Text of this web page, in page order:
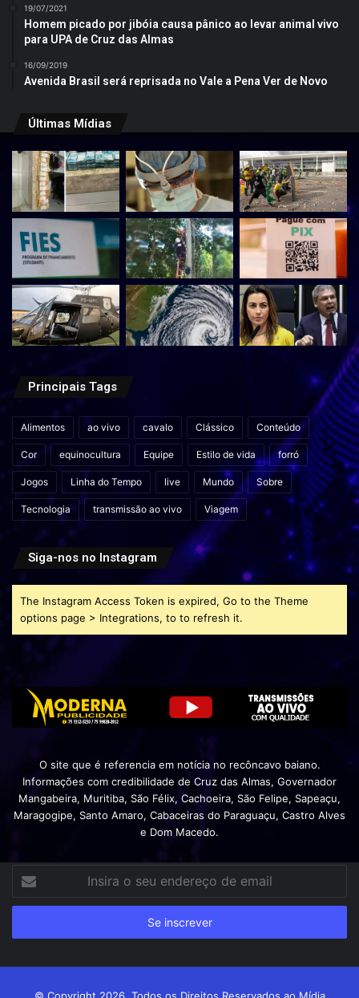
19/07/2021
Homem picado por jibóia causa pânico ao levar animal vivo
para UPA de Cruz das Almas
16/09/2019
Avenida Brasil será reprisada no Vale a Pena Ver de Novo
Últimas Mídias
Principais Tags
Alimentos ao vivo cavalo Clássico Conteúdo
Cor equinocultura Equipe Estilo de vida forró
Jogos Linha do Tempo live Mundo Sobre
Tecnologia transmissão ao vivo Viagem
Siga-nos no Instagram
The Instagram Access Token is expired, Go to the Theme
options page > Integrations, to to refresh it.
O site que é referencia em notícia no recôncavo baiano.
Informações com credibilidade de Cruz das Almas, Governador
Mangabeira, Muritiba, São Félix, Cachoeira, São Felipe, Sapeaçu,
Maragogipe, Santo Amaro, Cabaceiras do Paraguaçu, Castro Alves
e Dom Macedo.
seu
de